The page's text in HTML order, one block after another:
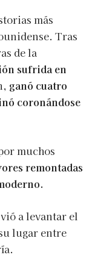
más
Tras
de la
sufrida en
ganó cuatro
coronándose
muchos
remontadas
a levantar el
lugar entre